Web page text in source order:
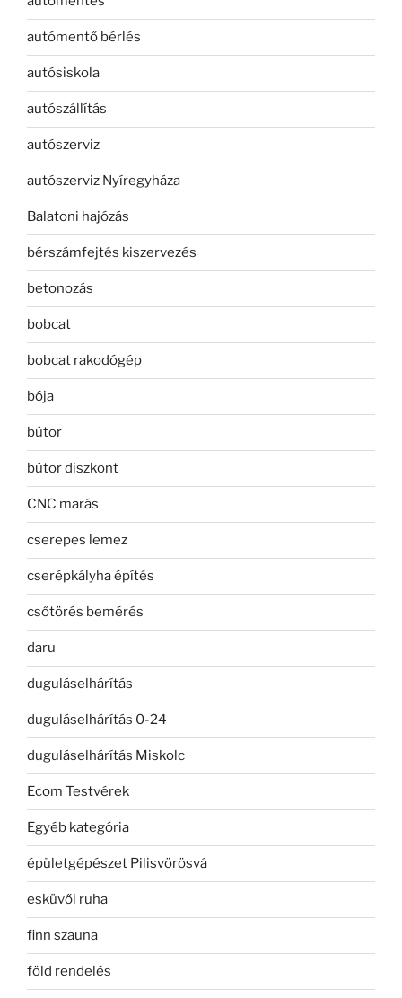
autómentő bérlés
autósiskola
autószállítás
autószerviz
autószerviz Nyíregyháza
Balatoni hajózás
bérszámfejtés kiszervezés
betonozás
bobcat
bobcat rakodógép
bója
bútor
bútor diszkont
CNC marás
cserepes lemez
cserépkályha építés
csőtörés bemérés
daru
duguláselhárítás
duguláselhárítás 0-24
duguláselhárítás Miskolc
Ecom Testvérek
Egyéb kategória
épületgépészet Pilisvörösvá
esküvői ruha
finn szauna
föld rendelés